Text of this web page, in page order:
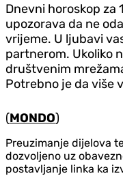
Dnevni horoskop za
upozorava da ne
vrijeme. U ljubavi
partnerom. Ukoliko
društvenim
Potrebno je da više
(MONDO)
Preuzimanje dijelova
dozvoljeno uz
postavljanje linka ka